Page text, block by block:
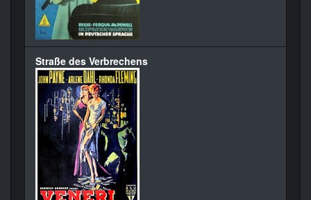
Straße des Verbrechens